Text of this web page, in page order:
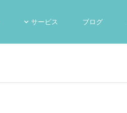
サービス ブログ